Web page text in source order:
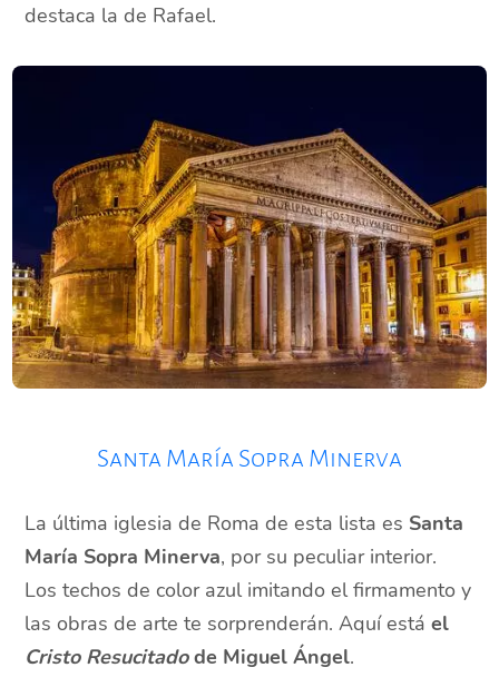
destaca la de Rafael.
Santa María Sopra Minerva
La última iglesia de Roma de esta lista es Santa
María Sopra Minerva, por su peculiar interior.
Los techos de color azul imitando el firmamento y
las obras de arte te sorprenderán. Aquí estáel
Cristo Resucitadode Miguel Ángel.